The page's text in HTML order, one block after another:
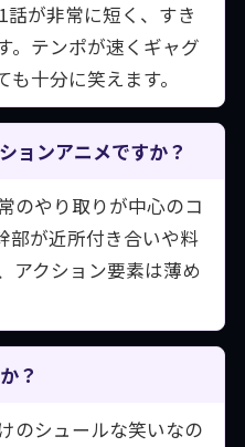
話が非常に短く、すき
。テンポが速くギャグ
十分に笑えます。
ョンアニメですか？
のやり取りが中心のコ
部が近所付き合いや料
アクション要素は薄め
？
のシュールな笑いなの